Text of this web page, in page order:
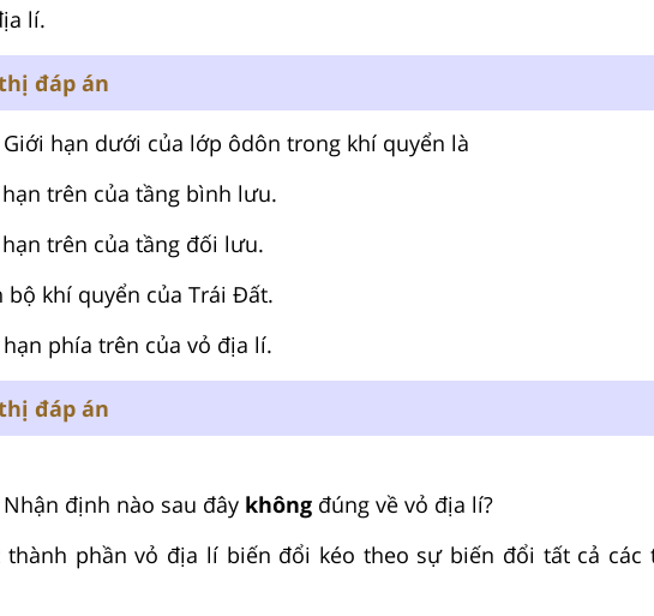
lí.
đáp án
hạn dưới của lớp ôdôn trong khí quyển là
trên của tầng bình lưu.
trên của tầng đối lưu.
bộ khí quyển của Trái Đất.
phía trên của vỏ địa lí.
đáp án
định nào sau đây không đúng về vỏ địa lí?
thành phần vỏ địa lí biến đổi kéo theo sự biến đổi tất cả các